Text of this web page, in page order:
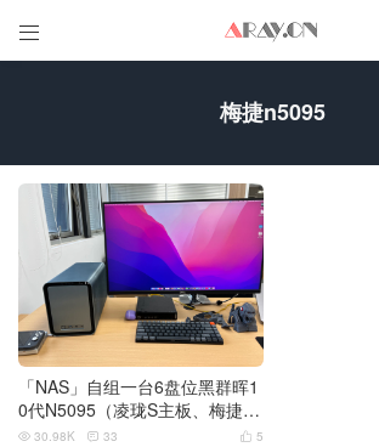

梅捷n5095
「NAS」自组一台6盘位黑群晖1
0代N5095（凌珑S主板、梅捷n5
095）
 5
 30.98K  33